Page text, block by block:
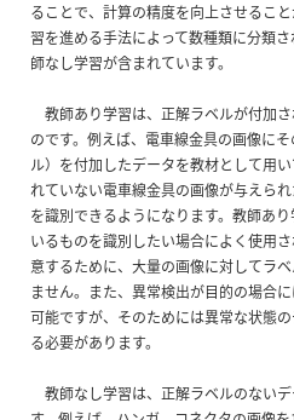
ることで、計算の精度を向上させるこ
習を進める手法によって数種類に分類
師なし学習が含まれています。
教師あり学習は、正解ラベルが付加
のです。例えば、電車線金具の画像に
ル）を付加したデータを教材として用
れていない電車線金具の画像が与えら
を識別できるようになります。教師あ
いるものを識別したい場合によく使用
意するために、大量の画像に対してラ
ません。また、異常検出が目的の場合
可能ですが、そのためには異常な状態
る必要があります。
教師なし学習は、正解ラベルのない